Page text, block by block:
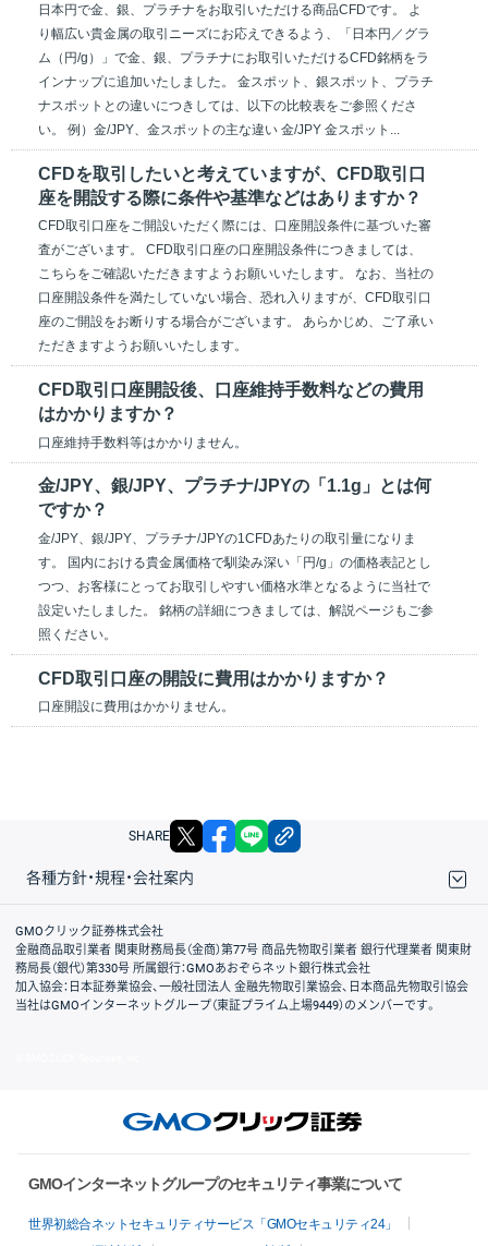
日本円で金、銀、プラチナをお取引いただける商品CFDです。 よ
り幅広い貴金属の取引ニーズにお応えできるよう、「日本円／グラ
ム（円/g）」で金、銀、プラチナにお取引いただけるCFD銘柄をラ
インナップに追加いたしました。 金スポット、銀スポット、プラチ
ナスポットとの違いにつきしては、以下の比較表をご参照くださ
い。 例）金/JPY、金スポットの主な違い 金/JPY 金スポット...
CFDを取引したいと考えていますが、CFD取引口
座を開設する際に条件や基準などはありますか？
CFD取引口座をご開設いただく際には、口座開設条件に基づいた審
査がございます。 CFD取引口座の口座開設条件につきましては、
こちらをご確認いただきますようお願いいたします。 なお、当社の
口座開設条件を満たしていない場合、恐れ入りますが、CFD取引口
座のご開設をお断りする場合がございます。 あらかじめ、ご了承い
ただきますようお願いいたします。
CFD取引口座開設後、口座維持手数料などの費用
はかかりますか？
口座維持手数料等はかかりません。
金/JPY、銀/JPY、プラチナ/JPYの「1.1g」とは何
ですか？
金/JPY、銀/JPY、プラチナ/JPYの1CFDあたりの取引量になりま
す。 国内における貴金属価格で馴染み深い「円/g」の価格表記とし
つつ、お客様にとってお取引しやすい価格水準となるように当社で
設定いたしました。 銘柄の詳細につきましては、解説ページもご参
照ください。
CFD取引口座の開設に費用はかかりますか？
口座開設に費用はかかりません。
SHARE X facebook
各種方針・規程・会社案内
取引規程・約款
サイトマップ
その他のご案内
個人情報保護方針
最良執行方針
サイトのご利用について
ディスクレイマー
信託保全
リスク説明
会社案内
GMOクリック証券株式会社
金融商品取引業者 関東財務局長（金商）第77号 商品先物取引業者 銀行代理業者 関東財
務局長（銀代）第330号 所属銀行：GMOあおぞらネット銀行株式会社
加入協会：日本証券業協会、一般社団法人 金融先物取引業協会、日本商品先物取引協会
当社はGMOインターネットグループ（東証プライム上場9449）のメンバーです。
GMOインターネットグループのセキュリティ事業について
世界初総合ネットセキュリティサービス「GMOセキュリティ24」